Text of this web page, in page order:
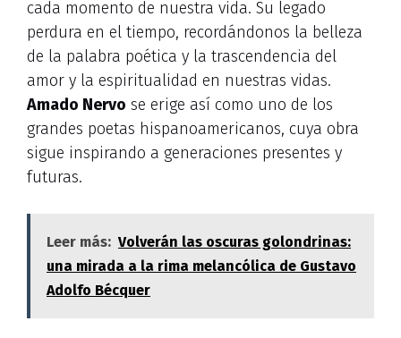
cada momento de nuestra vida. Su legado
perdura en el tiempo, recordándonos la belleza
de la palabra poética y la trascendencia del
amor y la espiritualidad en nuestras vidas.
Amado Nervo se erige así como uno de los
grandes poetas hispanoamericanos, cuya obra
sigue inspirando a generaciones presentes y
futuras.
Leer más: Volverán las oscuras golondrinas:
una mirada a la rima melancólica de Gustavo
Adolfo Bécquer